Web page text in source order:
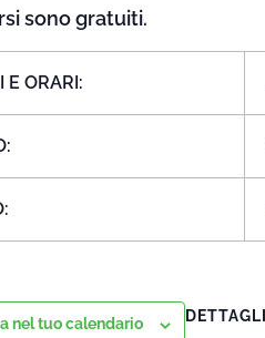
sono gratuiti.
E ORARI:
nel tuo calendario
DETTAGLI